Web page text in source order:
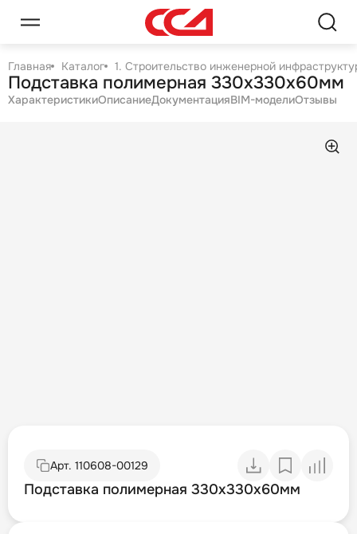
Главная Каталог 1. Строительство инженерной
Подставка полимерная 330х330х60мм
ХарактеристикиОписаниеДокументацияBIM-моделиОтзывы
Арт. 110608-00129
Подставка полимерная 330х330х60мм